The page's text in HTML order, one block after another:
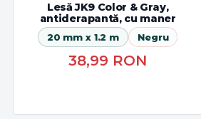
Lesă JK9 Color & Gray,
antiderapantă, cu maner
20 mm x 1.2 m Negru
38,99 RON